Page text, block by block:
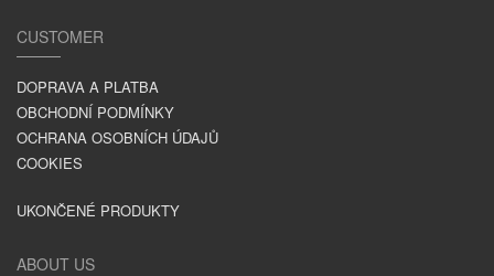
CUSTOMER
DOPRAVA A PLATBA
OBCHODNÍ PODMÍNKY
OCHRANA OSOBNÍCH ÚDAJŮ
COOKIES
UKONČENÉ PRODUKTY
ABOUT US